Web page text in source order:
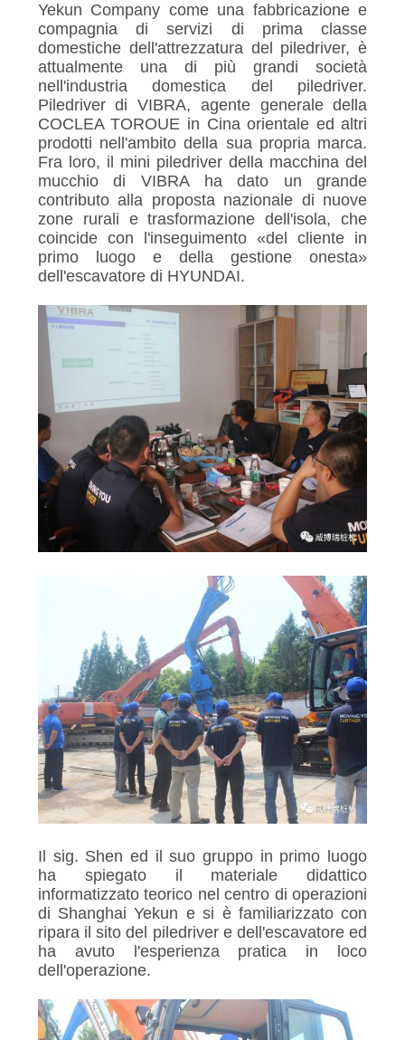
Yekun Company come una fabbricazione e
compagnia di servizi di prima classe
domestiche dell'attrezzatura del piledriver, è
attualmente una di più grandi società
nell'industria domestica del piledriver.
Piledriver di VIBRA, agente generale della
COCLEA TOROUE in Cina orientale ed altri
prodotti nell'ambito della sua propria marca.
Fra loro, il mini piledriver della macchina del
mucchio di VIBRA ha dato un grande
contributo alla proposta nazionale di nuove
zone rurali e trasformazione dell'isola, che
coincide con l'inseguimento «del cliente in
primo luogo e della gestione onesta»
dell'escavatore di HYUNDAI.
Il sig. Shen ed il suo gruppo in primo luogo
ha spiegato il materiale didattico
informatizzato teorico nel centro di operazioni
di Shanghai Yekun e si è familiarizzato con
ripara il sito del piledriver e dell'escavatore ed
ha avuto l'esperienza pratica in loco
dell'operazione.